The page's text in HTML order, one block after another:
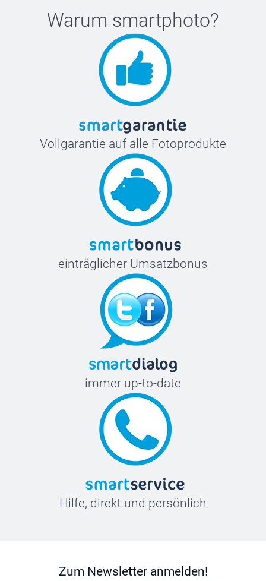
Warum smartphoto?
Vollgarantie auf alle Fotoprodukte
einträglicher Umsatzbonus
immer up-to-date
Hilfe, direkt und persönlich
Zum Newsletter anmelden!